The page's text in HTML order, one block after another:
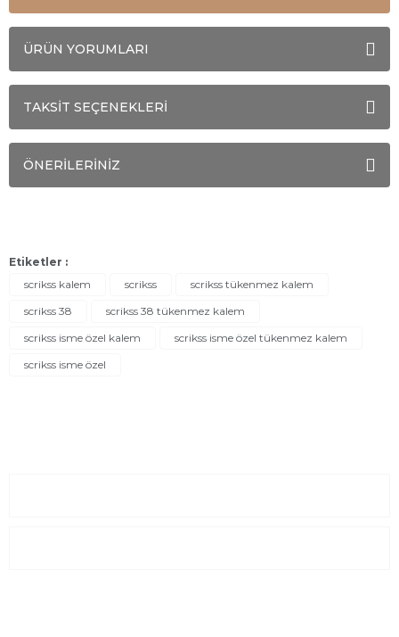
ÜRÜN YORUMLARI
TAKSİT SEÇENEKLERİ
ÖNERİLERİNİZ
Etiketler :
scrikss kalem
scrikss
scrikss tükenmez kalem
scrikss 38
scrikss 38 tükenmez kalem
scrikss isme özel kalem
scrikss isme özel tükenmez kalem
scrikss isme özel